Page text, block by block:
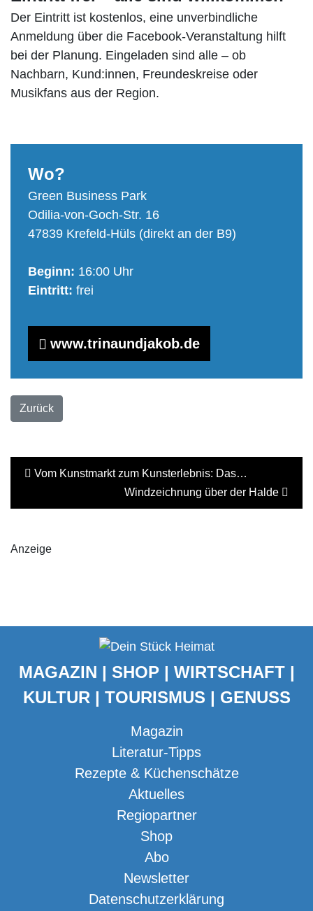
Der Eintritt ist kostenlos, eine unverbindliche
Anmeldung über die Facebook-Veranstaltung hilft
bei der Planung. Eingeladen sind alle – ob
Nachbarn, Kund:innen, Freundeskreise oder
Musikfans aus der Region.
Wo?
Green Business Park
Odilia-von-Goch-Str. 16
47839 Krefeld-Hüls (direkt an der B9)
Beginn: 16:00 Uhr
Eintritt: frei
www.trinaundjakob.de
Zurück
Vom Kunstmarkt zum Kunsterlebnis: Das…
Windzeichnung über der Halde
Anzeige
MAGAZIN | SHOP | WIRTSCHAFT |
KULTUR | TOURISMUS | GENUSS
Magazin
Literatur-Tipps
Rezepte & Küchenschätze
Aktuelles
Regiopartner
Shop
Abo
Newsletter
Datenschutzerklärung